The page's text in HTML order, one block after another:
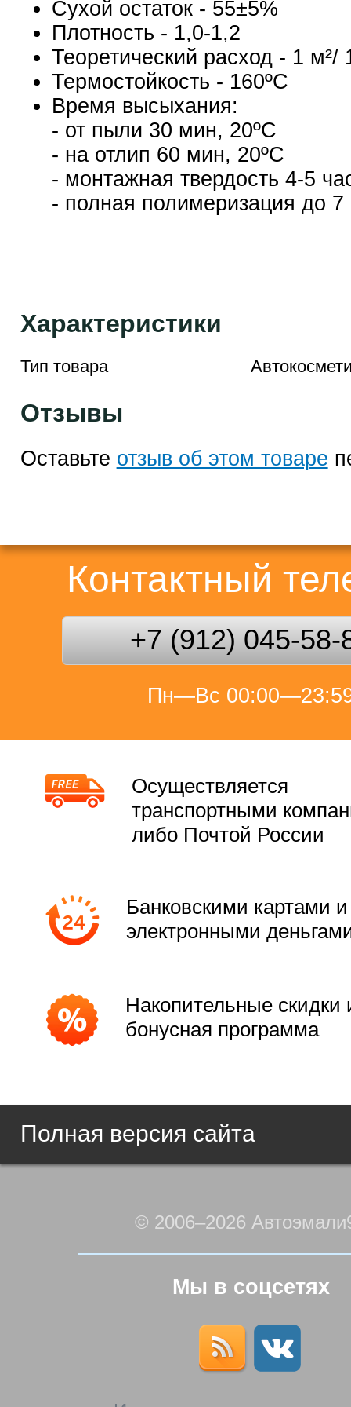
Сухой остаток - 55±5%
Плотность - 1,0-1,2
Теоретический расход - 1 м²/
Термостойкость - 160ºС
Время высыхания:
- от пыли 30 мин, 20ºС
- на отлип 60 мин, 20ºС
- монтажная твердость 4-5
- полная полимеризация до 7
Характеристики
Тип товара
Отзывы
Оставьте отзыв об этом товаре
Контактный
+7 (912) 045-58-
Пн—Вс
Осуществляется
транспортными
либо Почтой России
Банковскими картами и
электронными
Накопительные скидки
бонусная программа
Полная версия сайта
© 2006–2026
Мы в соцсетях